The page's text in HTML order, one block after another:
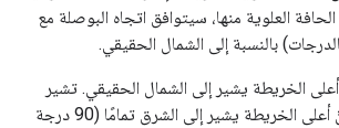
العلوية منها، سيتوافق اتجاه البوصلة مع
بالنسبة إلى الشمال الحقيقي.
إلى أنّ أعلى الخريطة يشير إلى الشمال الحقيقي. تشير
قيمة الاتجاه 90 إلى أنّ أعلى الخريطة يشير إلى الشرق تمامًا (90 درجة